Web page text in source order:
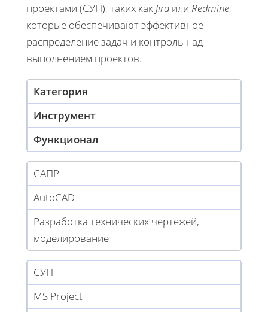
проектами (СУП), таких какJira или Redmine,
которые обеспечивают эффективное
распределение задач и контроль над
выполнением проектов.
Категория
Инструмент
Функционал
САПР
AutoCAD
Разработка технических чертежей,
моделирование
СУП
MS Project